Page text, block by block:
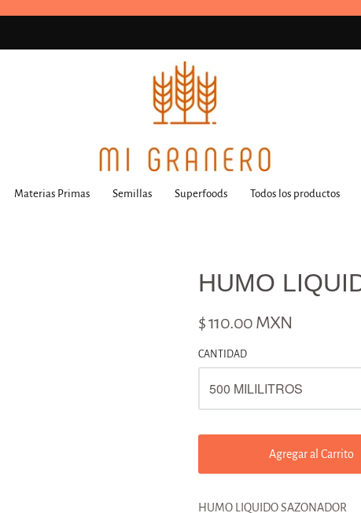
Materias Primas Semillas Superfoods Todos los productos
HUMO
$ 110.00 MXN
CANTIDAD
Agregar al Carrito
HUMO LIQUIDO SAZONADOR